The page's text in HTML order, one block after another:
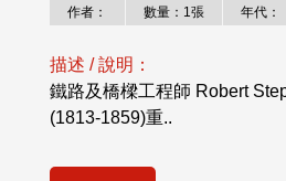
作者： 數量：1張 年代：
描述 / 說明：
鐵路及橋樑工程師 Robert
(1813-1859)重..